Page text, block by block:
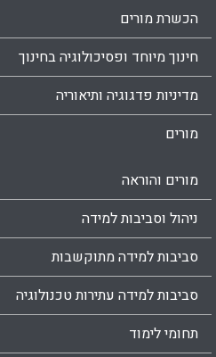
הכשרת מורים
חינוך מיוחד ופסיכולוגיה בחינוך
מדיניות פדגוגיה ותיאוריה
מורים
מורים והוראה
ניהול וסביבות למידה
סביבות למידה מתוקשבות
סביבות למידה עתירות טכנולוגיה
תחומי לימוד